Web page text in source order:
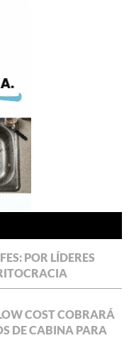
POR LÍDERES
COST COBRARÁ
DE CABINA PARA